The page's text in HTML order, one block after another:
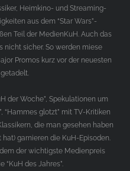
Heimkino- und Streaming-
aus dem “Star Wars”-
Teil der MedienKuH. Auch das
nicht sicher. So werden miese
Promos kurz vor der neuesten
der Woche”, Spekulationen um
“Hammes glotzt” mit TV-Kritiken
die man gesehen haben
garnieren die KuH-Episoden.
der wichtigste Medienpreis
“KuH des Jahres”.